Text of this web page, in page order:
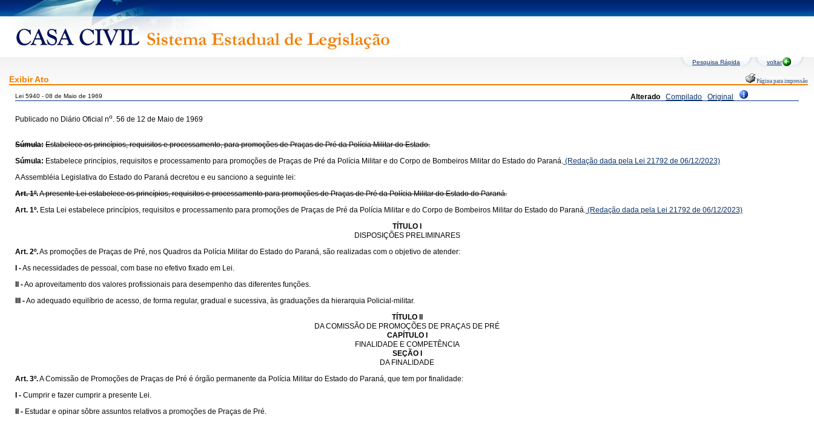
Pesquisa Rápida voltar
Exibir Ato Página para impressão
Alterado Compilado Original
Lei 5940 - 08 de Maio de 1969
Publicado no Diário Oficial no. 56 de 12 de Maio de 1969
Súmula: Estabelece os princípios, requisitos e processamento, para promoções de Praças de Pré da Polícia Militar do Estado.
Súmula: Estabelece princípios, requisitos e processamento para promoções de Praças de Pré da Polícia Militar e do Corpo de Bombeiros Militar do Estado do Paraná. (Redação dada pela Lei 21792 de 06/12/2023)
A Assembléia Legislativa do Estado do Paraná decretou e eu sanciono a seguinte lei:
Art. 1º.A presente Lei estabelece os princípios, requisitos e processamento para promoções de Praças de Pré da Polícia Militar do Estado do Paraná.
Art. 1º. Esta Lei estabelece princípios, requisitos e processamento para promoções de Praças de Pré da Polícia Militar e do Corpo de Bombeiros Militar do Estado do Paraná. (Redação dada pela Lei 21792 de 06/12/2023)
TÍTULO I
DISPOSIÇÕES PRELIMINARES
Art. 2º.As promoções de Praças de Pré, nos Quadros da Polícia Militar do Estado do Paraná, são realizadas com o objetivo de atender:
I -As necessidades de pessoal, com base no efetivo fixado em Lei.
II -Ao aproveitamento dos valores profissionais para desempenho das diferentes funções.
III -Ao adequado equilíbrio de acesso, de forma regular, gradual e sucessiva, às graduações da hierarquia Policial-militar.
TÍTULO II
DA COMISSÃO DE PROMOÇÕES DE PRAÇAS DE PRÉ
CAPÍTULO I
FINALIDADE E COMPETÊNCIA
SEÇÃO I
DA FINALIDADE
Art. 3º.A Comissão de Promoções de Praças de Pré é órgão permanente da Polícia Militar do Estado do Paraná, que tem por finalidade:
I - Cumprir e fazer cumprir a presente Lei.
II - Estudar e opinar sôbre assuntos relativos a promoções de Praças de Pré.